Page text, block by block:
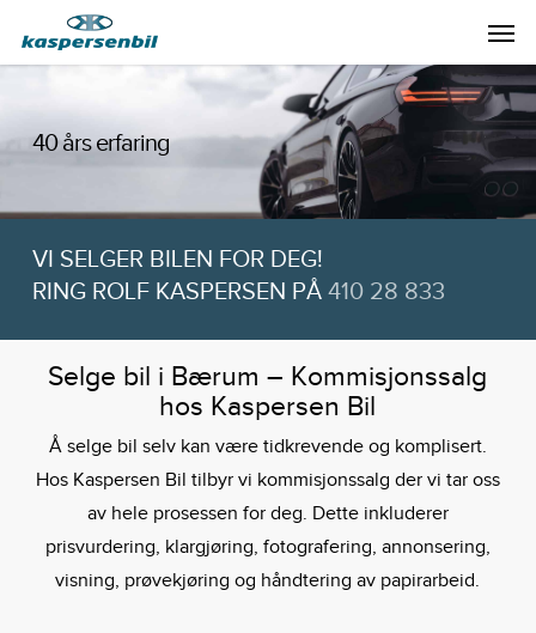
content
40 års erfaring
VI SELGER BILEN FOR DEG!
RING ROLF KASPERSEN PÅ 410 28 833
Selge bil i Bærum – Kommisjonssalg
hos Kaspersen Bil
Å selge bil selv kan være tidkrevende og komplisert.
Hos Kaspersen Bil tilbyr vi kommisjonssalg der vi tar oss
av hele prosessen for deg. Dette inkluderer
prisvurdering, klargjøring, fotografering, annonsering,
visning, prøvekjøring og håndtering av papirarbeid.